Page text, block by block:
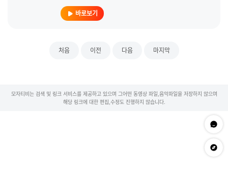
바로보기
처음 이전 다음 마지막
모자티비는 검색 및 링크 서비스를 제공하고 있으며 그어떤 동영상 파일,음악파일을 저장하지 않으며
해당 링크에 대한 편집,수정도 진행하지 않습니다.
문의하
app